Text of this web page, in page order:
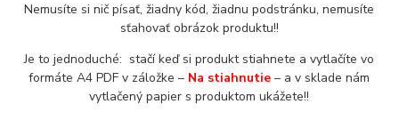
Nemusíte si nič písať, žiadny kód, žiadnu podstránku, nemusíte
sťahovať obrázok produktu!!
Je to jednoduché: stačí keď si produkt stiahnete a vytlačíte vo
formáte A4 PDF v záložke – Na stiahnutie – a v sklade nám
vytlačený papier s produktom ukážete!!